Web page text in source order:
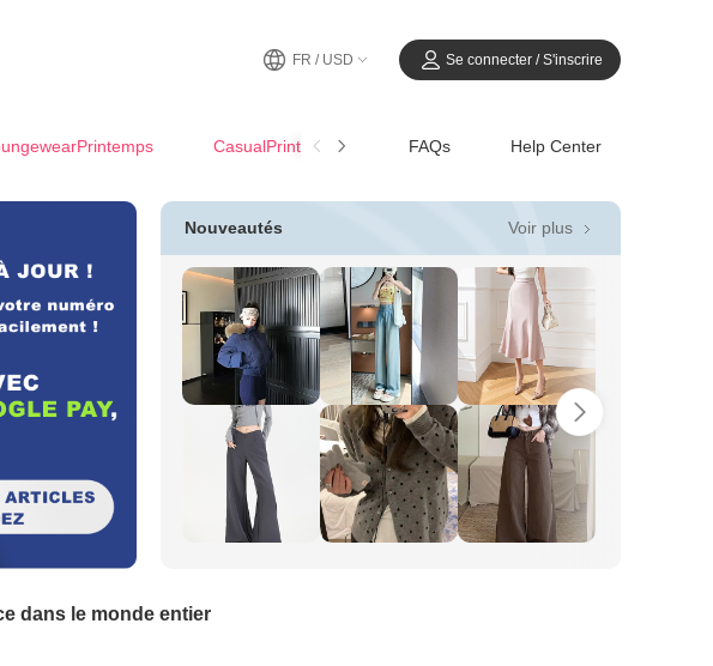
FR / USD Se connecter / S'inscrire
CasualPrintemps-Été FAQs Help Center
Nouveautés Voir plus 
dans le monde entier